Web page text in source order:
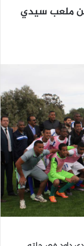
ملعب سيدي